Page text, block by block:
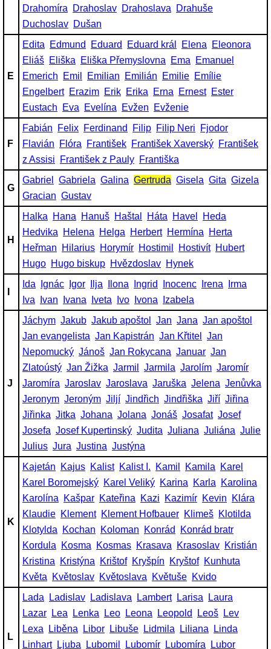
Drahomíra
Drahoslav Drahoslava
Drahuše
Duchoslav Dušan
E
Edita Edmund Eduard Eduard král Elena
Eleonora
Eliáš Eliška Eliška Přemyslovna Ema
Emanuel
Emerich
Emil Emilian Emilián Emilie Emílie
Engelbert Erazim Erik Erika Erna Ernest Ester
Eustach
Eva Evelína Evžen Evženie
F
Fabián Felix Ferdinand Filip Filip Neri
Fjodor
Flavián
Flóra František František Xaverský František
z Assisi
František z Pauly Františka
G
Gabriel Gabriela Galina Gertruda Gisela Gita Gizela
Gracian Gustav
H
Halka Hana Hanuš Haštal Háta Havel
Heda
Hedvika
Helena Helga Herbert Hermína
Herta
Heřman
Hilarius Horymír Hostimil Hostivít Hubert
Hugo Hugo biskup Hvězdoslav Hynek
Ida Ignác Igor Ilja Ilona Ingrid Inocenc Irena
Irma
Iva
Ivan Ivana Iveta Ivo Ivona Izabela
J
Jáchym Jakub Jakub apoštol Jan Jana Jan apoštol
Jan evangelista Jan Kapistrán Jan Křtitel
Jan
Nepomucký Jánoš Jan Rokycana Januar Jan
Zlatoústý Jan Žižka Jarmil Jarmila Jarolím Jaromír
Jaromíra Jaroslav Jaroslava Jaruška Jelena Jenůvka
Jeronym Jeroným Jiljí Jindřich Jindřiška Jiří Jiřina
Jiřinka Jitka Johana Jolana Jonáš Josafat Josef
Josefa Josef Kupertinský Judita Juliana Juliána Julie
Julius Jura Justina Justýna
K
Kajetán Kajus Kalist Kalist I. Kamil Kamila
Karel
Karel Boromejský Karel Veliký Karina Karla
Karolina
Karolína
Kašpar Kateřina Kazi Kazimír Kevin
Klára
Klaudie Klement Klement Hofbauer Klimeš Klotilda
Klotylda
Kochan Koloman Konrád
Konrád bratr
Kordula
Kosma Kosmas Krasava Krasoslav Kristián
Kristina
Kristýna Krištof Kryšpín Kryštof Kunhuta
Květa
Květoslav Květoslava Květuše Kvido
L
Lada Ladislav Ladislava Lambert Larisa
Laura
Lazar
Lea Lenka Leo Leona Leopold Leoš
Lev
Lexa
Liběna Libor Libuše Lidmila Liliana
Linda
Linhart
Ljuba Lubomil Lubomír Lubomíra Lubor